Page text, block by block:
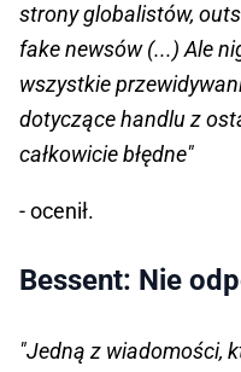
strony globalistów,
fake newsów (...) Ale
wszystkie
dotyczące handlu z
całkowicie błędne"
- ocenił.
Bessent: Nie
"Jedną z wiadomości,